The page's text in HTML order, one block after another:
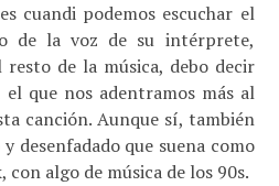
cuandi podemos escuchar el
de la voz de su intérprete,
resto de la música, debo decir
que nos adentramos más al
canción. Aunque sí, también
desenfadado que suena como
algo de música de los 90s.